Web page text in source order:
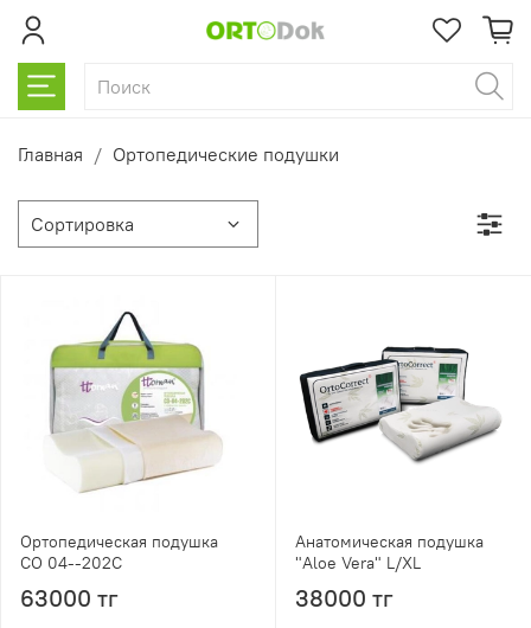
Главная Ортопедические подушки
Ортопедическая подушка
CO 04--202C
63000 тг
Анатомическая подушка
"Aloe Vera" L/XL
38000 тг